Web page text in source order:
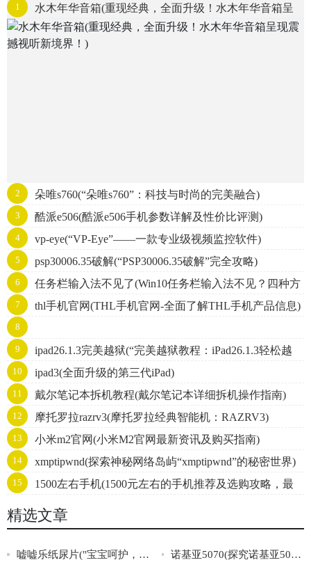
1
水木年华音箱(重现经典，全面升级！水木年华音箱呈
现震撼视听新境界！)
2 朵唯s760(“朵唯s760”：科技与时尚的完美融合)
3 酷派e506(酷派e506手机参数详解及性价比评测)
4 vp-eye(“VP-Eye”——一款专业级视频监控软件)
5 psp30006.35破解(“PSP30006.35破解”完全攻略)
6
任务栏输入法不见了(Win10任务栏输入法不见？四种方
法轻松解决！)
7 thl手机官网(THL手机官网-全面了解THL手机产品信息)
8
gmailoutlook("GmailandOutlook:AComprehensiveComparison")
9
ipad26.1.3完美越狱(“完美越狱教程：iPad26.1.3轻松越
狱”)
10 ipad3(全面升级的第三代iPad)
11 戴尔笔记本拆机教程(戴尔笔记本详细拆机操作指南)
12 摩托罗拉razrv3(摩托罗拉经典智能机：RAZRV3)
13 小米m2官网(小米M2官网最新资讯及购买指南)
14 xmptipwnd(探索神秘网络岛屿“xmptipwnd”的秘密世界)
15
1500左右手机(1500元左右的手机推荐及选购攻略，最
新列表必看！)
精选文章
嘘嘘乐纸尿片("宝宝呵护，选择嘘嘘乐纸尿片，给宝宝最舒适的呵护！")
诺基亚5070(探究诺基亚5070：功能与特点解析)